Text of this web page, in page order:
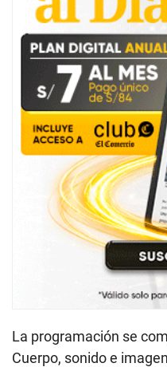
La programación se
Cuerpo, sonido e